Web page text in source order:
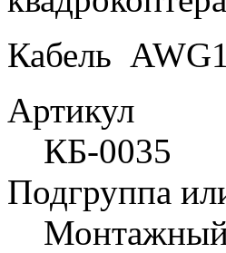
Кабель
Артикул
КБ-0035
Подгруппа